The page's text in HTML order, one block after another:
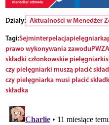
Działy: Aktualności w Menedżer
Tagi:Sejminterpelacjapielęgniarka
prawo wykonywania zawoduPWZ
składki członkowskie pielęgniarki
czy pielęgniarki muszą płacić
czy pielęgniarka musi płacić
składka